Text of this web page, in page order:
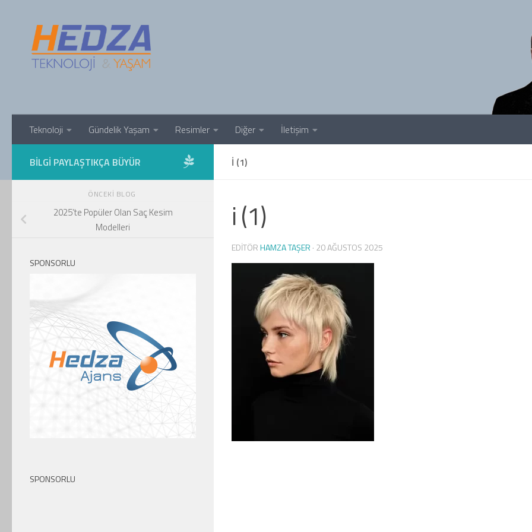
Teknoloji Gündelik Yaşam Resimler Diğer İletişim
I (1)
i (1)
EDITÖRHAMZA TAŞER · 20 AĞUSTOS 2025
BILGI PAYLAŞTIKÇA BÜYÜR
ÖNCEKI BLOG
2025’te Popüler Olan Saç Kesim
Modelleri
SPONSORLU
SPONSORLU